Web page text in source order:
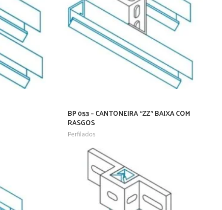
BP 053 – CANTONEIRA “ZZ” BAIXA COM
RASGOS
Perfilados